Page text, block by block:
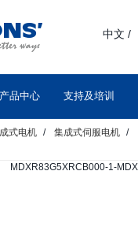
中文 /
产品中心 支持及培训
式电机 集成式伺服电机